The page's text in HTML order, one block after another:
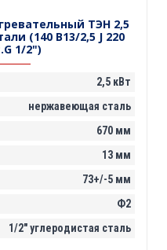
ТЭН 2,5
(140 B13/2,5 J 220
1/2")
2,5 кВт
нержавеющая сталь
670 мм
13 мм
73+/-5 мм
Ф2
1/2" углеродистая сталь